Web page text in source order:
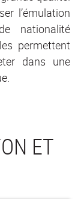
l’émulation
nationalité
permettent
dans une
ET